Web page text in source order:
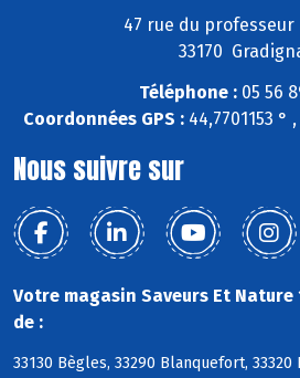
47 rue du professeur
33170
Téléphone : 05 56
Coordonnées GPS : 44,7701153 °
Nous suivre sur
Votre magasin Saveurs Et Nature
de :
33130 Bègles, 33290 Blanquefort, 33320